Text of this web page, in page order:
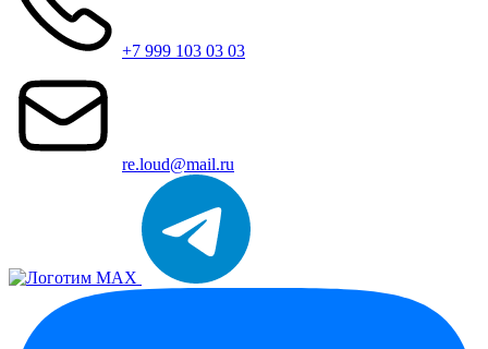
+7 999 103 03 03
re.loud@mail.ru